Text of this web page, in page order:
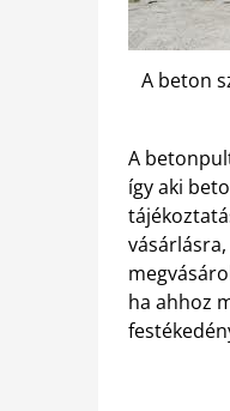
A beton
A
így aki
ha ahhoz